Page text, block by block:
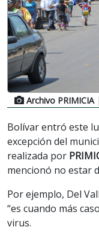
Archivo PRIMICIA
Bolívar entró este
excepción del
realizada por
mencionó no estar
Por ejemplo, Del
“es cuando más
virus.